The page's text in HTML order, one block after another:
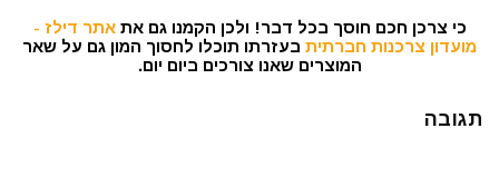
כי צרכן חכם חוסך בכל דבר! ולכן הקמנו גם אתאתר דילז -
מועדון צרכנות חברתית בעזרתו תוכלו לחסוך המון גם על שאר
המוצרים שאנו צורכים ביום יום.
תגובה